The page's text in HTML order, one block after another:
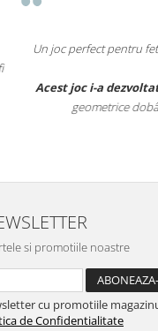
de 3 ani și 5 luni. Îl jucam
gândirea logica, vederea
pana la aceasta
si promotiile noastre
cu promotiile
de Confidentialitate